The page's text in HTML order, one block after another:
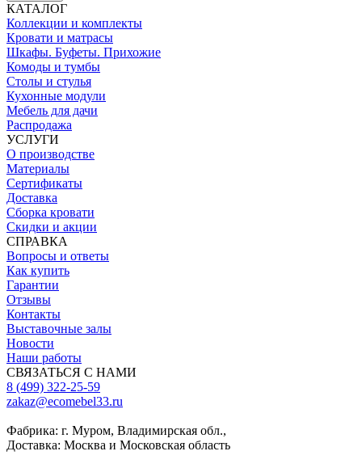
КАТАЛОГ
Коллекции и комплекты
Кровати и матрасы
Шкафы. Буфеты. Прихожие
Комоды и тумбы
Столы и стулья
Кухонные модули
Мебель для дачи
Распродажа
УСЛУГИ
О производстве
Материалы
Сертификаты
Доставка
Сборка кровати
Скидки и акции
СПРАВКА
Вопросы и ответы
Как купить
Гарантии
Отзывы
Контакты
Выставочные залы
Новости
Наши работы
СВЯЗАТЬСЯ С НАМИ
8 (499) 322-25-59
zakaz@ecomebel33.ru
Фабрика: г. Муром, Владимирская обл.,
Доставка: Москва и Московская область